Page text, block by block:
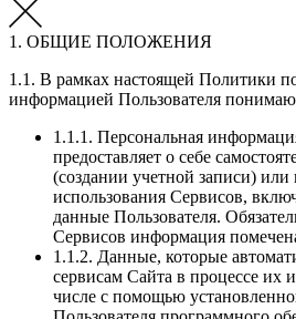
1. ОБЩИЕ ПОЛОЖЕНИЯ
1.1. В рамках настоящей Политики
информацией Пользователя
1.1.1. Персональная
предоставляет о себе
(создании учетной записи) или
использования Сервисов,
данные Пользователя.
Сервисов информация
1.1.2. Данные, которые
сервисам Сайта в процессе их
числе с помощью